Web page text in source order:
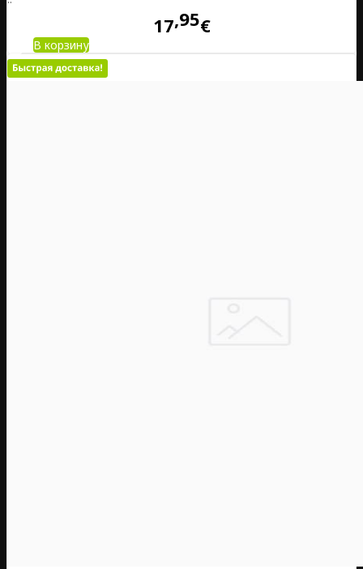
17 95€
В корзину